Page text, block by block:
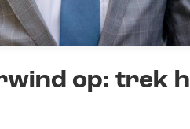
op: trek